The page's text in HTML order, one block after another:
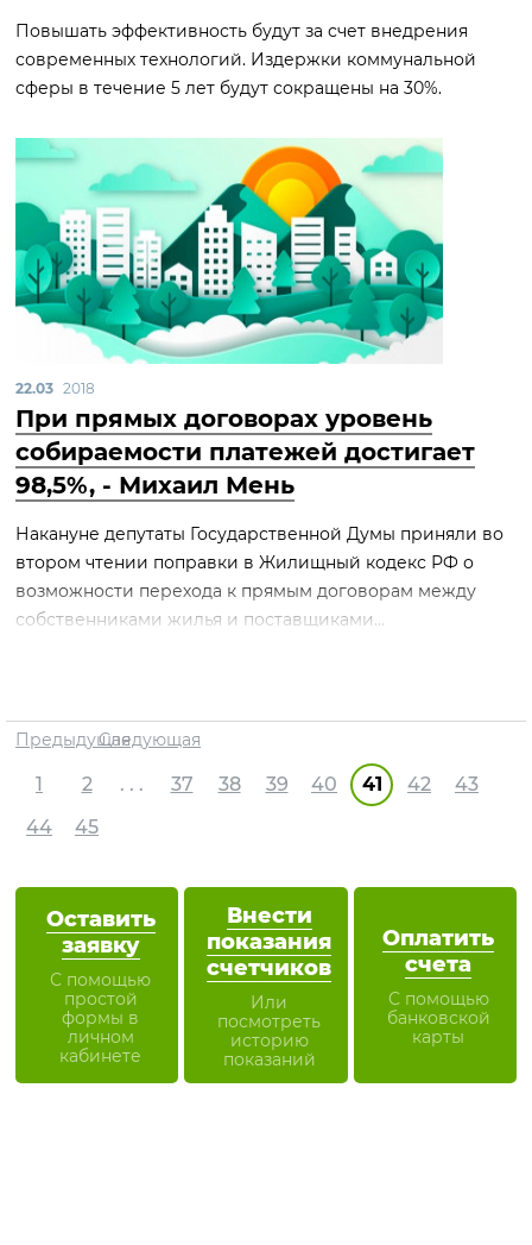
Повышать эффективность будут за счет внедрения
современных технологий. Издержки коммунальной
сферы в течение 5 лет будут сокращены на 30%.
22.03 2018
При прямых договорах уровень
собираемости платежей достигает
98,5%, - Михаил Мень
Накануне депутаты Государственной Думы приняли во
втором чтении поправки в Жилищный кодекс РФ о
возможности перехода к прямым договорам между
собственниками жилья и поставщиками...
Предыдущая
1 2 . . . 37 38 39 40 41 42
43
44
45
Следующая
Оставить
заявку
С помощью
простой
формы в
личном
кабинете
Внести
показания
счетчиков
Или
посмотреть
историю
показаний
Оплатить
счета
С помощью
банковской
карты